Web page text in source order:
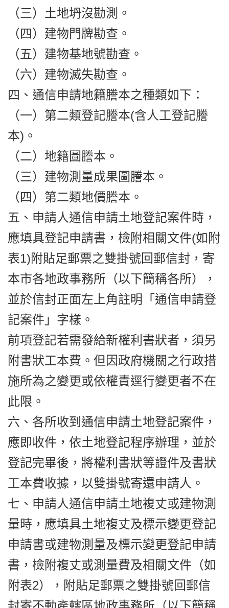
（三）土地坍沒勘測。
（四）建物門牌勘查。
（五）建物基地號勘查。
（六）建物滅失勘查。
四、通信申請地籍謄本之種類如下：
（一）第二類登記謄本(含人工登記謄
本)。
（二）地籍圖謄本。
（三）建物測量成果圖謄本。
（四）第二類地價謄本。
五、申請人通信申請土地登記案件時，
應填具登記申請書，檢附相關文件(如附
表1)附貼足郵票之雙掛號回郵信封，寄
本市各地政事務所（以下簡稱各所），
並於信封正面左上角註明「通信申請登
記案件」字樣。
前項登記若需發給新權利書狀者，須另
附書狀工本費。但因政府機關之行政措
施所為之變更或依權責逕行變更者不在
此限。
六、各所收到通信申請土地登記案件，
應即收件，依土地登記程序辦理，並於
登記完畢後，將權利書狀等證件及書狀
工本費收據，以雙掛號寄還申請人。
七、申請人通信申請土地複丈或建物測
量時，應填具土地複丈及標示變更登記
申請書或建物測量及標示變更登記申請
書，檢附複丈或測量費及相關文件（如
附表2），附貼足郵票之雙掛號回郵信